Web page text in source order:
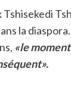
la
«le